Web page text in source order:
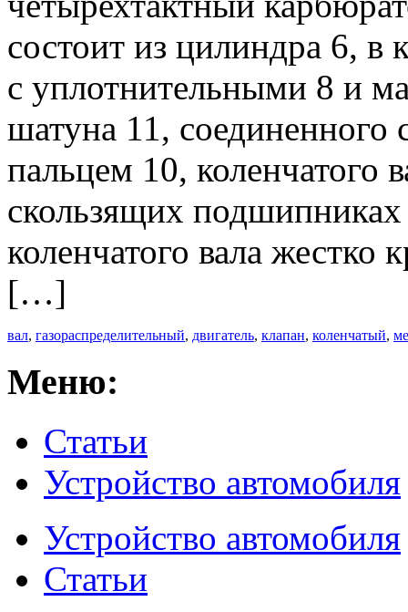
состоит из цилиндра 6, в
с уплотнительными 8 и
шатуна 11,
пальцем 10, коленчатого
скользящих
коленчатого вала жестко
[…]
вал, газораспределительный, двигатель, клапан, коленчатый,
Меню:
Статьи
Устройство автомобиля
Устройство автомобиля
Статьи